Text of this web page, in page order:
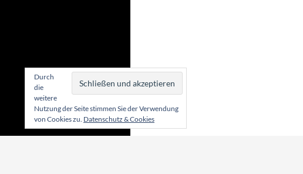
Durch
die
weitere
Nutzung der Seite stimmen Sie der Verwendung
von Cookies zu. Datenschutz & Cookies